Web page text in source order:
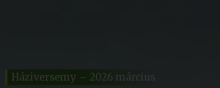
Háziversemy – 2026 március